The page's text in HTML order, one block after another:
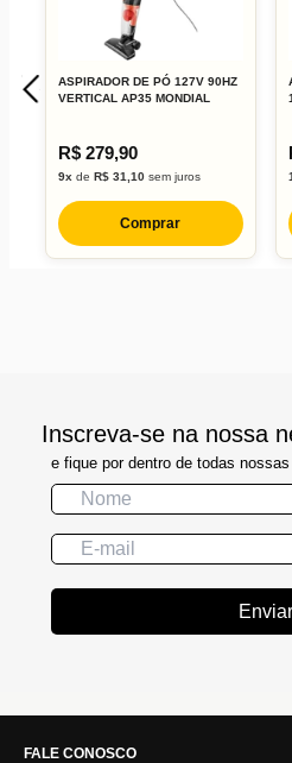
ASPIRADOR DE PÓ 127V 90HZ
VERTICAL AP35 MONDIAL
R$ 279,90
9x de R$ 31,10sem juros
Comprar
Inscreva-se na nossa
e fique por dentro de todas
Enviar
FALE CONOSCO